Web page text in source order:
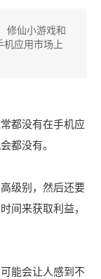
修仙小游戏和
机应用市场上
都没有在手机应
都没有。
级别，然后还要
间来获取利益，
能会让人感到不